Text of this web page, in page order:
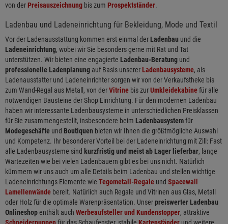
von derPreisauszeichnung bis zum Prospektständer.
Ladenbau und Ladeneinrichtung für Bekleidung, Mode und Textil
Vor der Ladenausstattung kommen erst einmal der Ladenbau und die
Ladeneinrichtung, wobei wir Sie besonders gerne mit Rat und Tat
unterstützen. Wir bieten eine engagierte Ladenbau-Beratung und
professionelle Ladenplanung auf Basis unsererLadenbausysteme, als
Ladenausstatter und Ladeneinrichter sorgen wir von der Verkaufstheke bis
zum Wand-Regal aus Metall, von derVitrine bis zurUmkleidekabinefür alle
notwendigen Bausteine der Shop Einrichtung. Für den modernen Ladenbau
haben wir interessante Ladenbausysteme in unterschiedlichen Preisklassen
für Sie zusammengestellt, insbesondere beim Ladenbausystemfür
Modegeschäfte und Boutiquen bieten wir Ihnen die größtmögliche Auswahl
und Kompetenz. Ihr besonderer Vorteil bei der Ladeneinrichtung mit Zill: Fast
alle Ladenbausysteme sind kurzfristig und meist ab Lager lieferbar, lange
Wartezeiten wie bei vielen Ladenbauern gibt es bei uns nicht. Natürlich
kümmern wir uns auch um alle Details beim Ladenbau und stellen wichtige
Ladeneinrichtungs-Elemente wie Tegometall-Regale und Spacewall
Lamellenwände bereit. Natürlich auch Regale und Vitrinen aus Glas, Metall
oder Holz für die optimale Warenpräsentation. Unserpreiswerter Ladenbau
Onlineshopenthält auch Werbeaufsteller und Kundenstopper, attraktive